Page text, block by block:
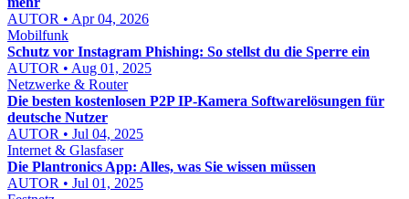
AUTOR • Apr 04, 2026
Mobilfunk
Schutz vor Instagram Phishing: So stellst du die Sperre ein
AUTOR • Aug 01, 2025
Netzwerke & Router
Die besten kostenlosen P2P IP-Kamera Softwarelösungen für
deutsche Nutzer
AUTOR • Jul 04, 2025
Internet & Glasfaser
Die Plantronics App: Alles, was Sie wissen müssen
AUTOR • Jul 01, 2025